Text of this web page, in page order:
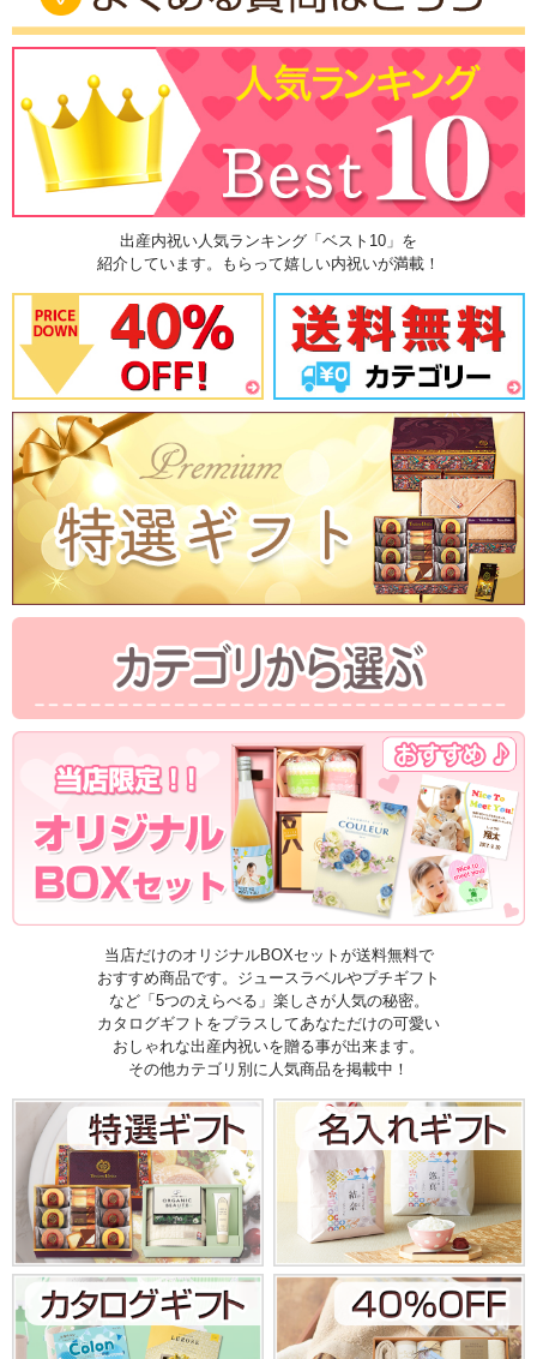
出産内祝い人気ランキング「ベスト10」を
紹介しています。もらって嬉しい内祝いが満載！
当店だけのオリジナルBOXセットが送料無料で
おすすめ商品です。ジュースラベルやプチギフト
など「5つのえらべる」楽しさが人気の秘密。
カタログギフトをプラスしてあなただけの可愛い
おしゃれな出産内祝いを贈る事が出来ます。
その他カテゴリ別に人気商品を掲載中！